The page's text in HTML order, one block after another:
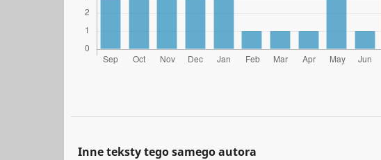
Inne teksty tego samego autora